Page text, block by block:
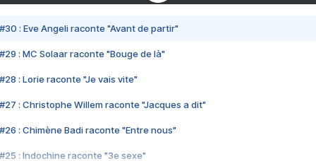
#30 : Eve Angeli raconte "Avant de partir"
#29 : MC Solaar raconte "Bouge de là"
#28 : Lorie raconte "Je vais vite"
#27 : Christophe Willem raconte "Jacques a dit"
#26 : Chimène Badi raconte "Entre nous"
#25 : Indochine raconte "3e sexe"